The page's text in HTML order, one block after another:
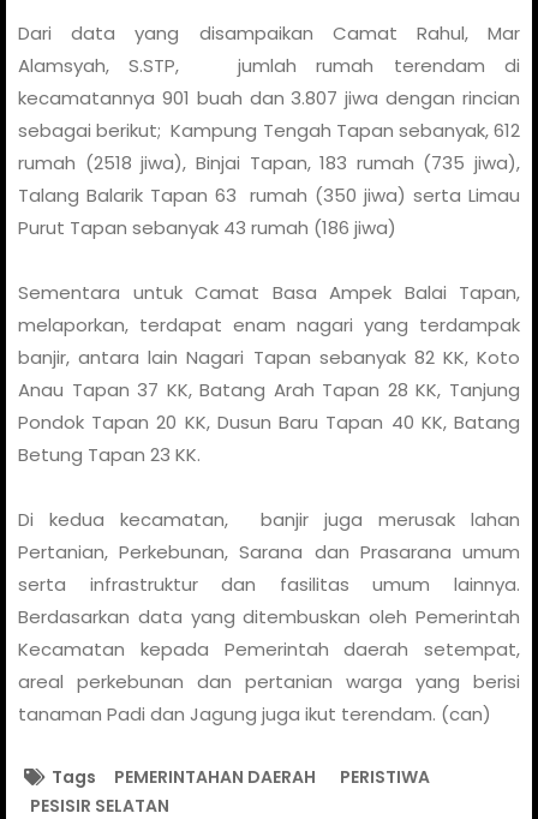
Dari data yang disampaikan Camat Rahul, Mar
Alamsyah, S.STP, jumlah rumah terendam di
kecamatannya 901 buah dan 3.807 jiwa dengan rincian
sebagai berikut; Kampung Tengah Tapan sebanyak, 612
rumah (2518 jiwa), Binjai Tapan, 183 rumah (735 jiwa),
Talang Balarik Tapan 63 rumah (350 jiwa) serta Limau
Purut Tapan sebanyak 43 rumah (186 jiwa)
Sementara untuk Camat Basa Ampek Balai Tapan,
melaporkan, terdapat enam nagari yang terdampak
banjir, antara lain Nagari Tapan sebanyak 82 KK, Koto
Anau Tapan 37 KK, Batang Arah Tapan 28 KK, Tanjung
Pondok Tapan 20 KK, Dusun Baru Tapan 40 KK, Batang
Betung Tapan 23 KK.
Di kedua kecamatan, banjir juga merusak lahan
Pertanian, Perkebunan, Sarana dan Prasarana umum
serta infrastruktur dan fasilitas umum lainnya.
Berdasarkan data yang ditembuskan oleh Pemerintah
Kecamatan kepada Pemerintah daerah setempat,
areal perkebunan dan pertanian warga yang berisi
tanaman Padi dan Jagung juga ikut terendam. (can)
Tags PEMERINTAHAN DAERAH
PERISTIWA
PESISIR SELATAN